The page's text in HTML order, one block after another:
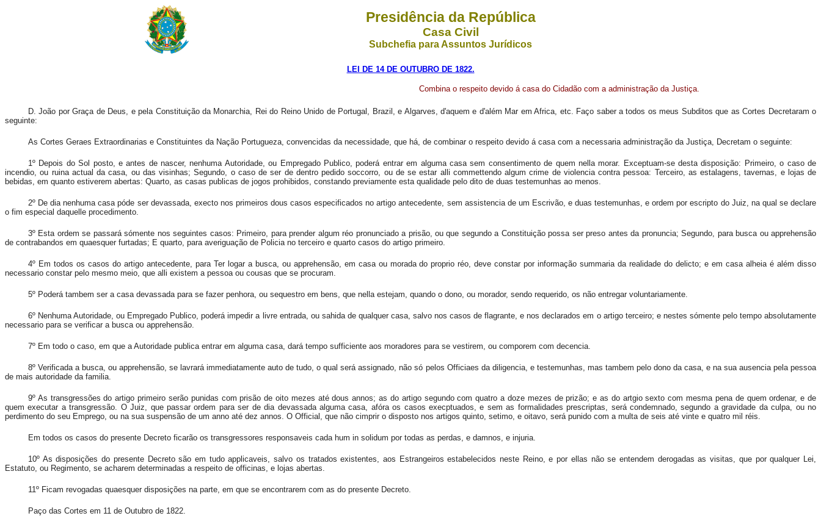
Presidência da República
Casa Civil
Subchefia para Assuntos Jurídicos
LEI DE 14 DE OUTUBRO DE 1822.
Combina o respeito devido á casa do Cidadão com a administração da Justiça.
D. João por Graça de Deus, e pela Constituição da Monarchia, Rei do Reino Unido de Portugal, Brazil, e Algarves, d'aquem e d'além Mar em Africa, etc. Faço saber a todos os meus Subditos que as Cortes Decretaram o
seguinte:
As Cortes Geraes Extraordinarias e Constituintes da Nação Portugueza, convencidas da necessidade, que há, de combinar o respeito devido á casa com a necessaria administração da Justiça, Decretam o seguinte:
1º Depois do Sol posto, e antes de nascer, nenhuma Autoridade, ou Empregado Publico, poderá entrar em alguma casa sem consentimento de quem nella morar. Exceptuam-se desta disposição: Primeiro, o caso de
incendio, ou ruina actual da casa, ou das visinhas; Segundo, o caso de ser de dentro pedido soccorro, ou de se estar alli commettendo algum crime de violencia contra pessoa: Terceiro, as estalagens, tavernas, e lojas de
bebidas, em quanto estiverem abertas: Quarto, as casas publicas de jogos prohibidos, constando previamente esta qualidade pelo dito de duas testemunhas ao menos.
2º De dia nenhuma casa póde ser devassada, execto nos primeiros dous casos especificados no artigo antecedente, sem assistencia de um Escrivão, e duas testemunhas, e ordem por escripto do Juiz, na qual se declare
o fim especial daquelle procedimento.
3º Esta ordem se passará sómente nos seguintes casos: Primeiro, para prender algum réo pronunciado a prisão, ou que segundo a Constituição possa ser preso antes da pronuncia; Segundo, para busca ou apprehensão
de contrabandos em quaesquer furtadas; E quarto, para averiguação de Policia no terceiro e quarto casos do artigo primeiro.
4º Em todos os casos do artigo antecedente, para Ter logar a busca, ou apprehensão, em casa ou morada do proprio réo, deve constar por informação summaria da realidade do delicto; e em casa alheia é além disso
necessario constar pelo mesmo meio, que alli existem a pessoa ou cousas que se procuram.
5º Poderá tambem ser a casa devassada para se fazer penhora, ou sequestro em bens, que nella estejam, quando o dono, ou morador, sendo requerido, os não entregar voluntariamente.
6º Nenhuma Autoridade, ou Empregado Publico, poderá impedir a livre entrada, ou sahida de qualquer casa, salvo nos casos de flagrante, e nos declarados em o artigo terceiro; e nestes sómente pelo tempo absolutamente
necessario para se verificar a busca ou apprehensão.
7º Em todo o caso, em que a Autoridade publica entrar em alguma casa, dará tempo sufficiente aos moradores para se vestirem, ou comporem com decencia.
8º Verificada a busca, ou apprehensão, se lavrará immediatamente auto de tudo, o qual será assignado, não só pelos Officiaes da diligencia, e testemunhas, mas tambem pelo dono da casa, e na sua ausencia pela pessoa
de mais autoridade da familia.
9º As transgressões do artigo primeiro serão punidas com prisão de oito mezes até dous annos; as do artigo segundo com quatro a doze mezes de prizão; e as do artgio sexto com mesma pena de quem ordenar, e de
quem executar a transgressão. O Juiz, que passar ordem para ser de dia devassada alguma casa, afóra os casos execptuados, e sem as formalidades prescriptas, será condemnado, segundo a gravidade da culpa, ou no
perdimento do seu Emprego, ou na sua suspensão de um anno até dez annos. O Official, que não cimprir o disposto nos artigos quinto, setimo, e oitavo, será punido com a multa de seis até vinte e quatro mil réis.
Em todos os casos do presente Decreto ficarão os transgressores responsaveis cada hum in solidum por todas as perdas, e damnos, e injuria.
10º As disposições do presente Decreto são em tudo applicaveis, salvo os tratados existentes, aos Estrangeiros estabelecidos neste Reino, e por ellas não se entendem derogadas as visitas, que por qualquer Lei,
Estatuto, ou Regimento, se acharem determinadas a respeito de officinas, e lojas abertas.
11º Ficam revogadas quaesquer disposições na parte, em que se encontrarem com as do presente Decreto.
Paço das Cortes em 11 de Outubro de 1822.